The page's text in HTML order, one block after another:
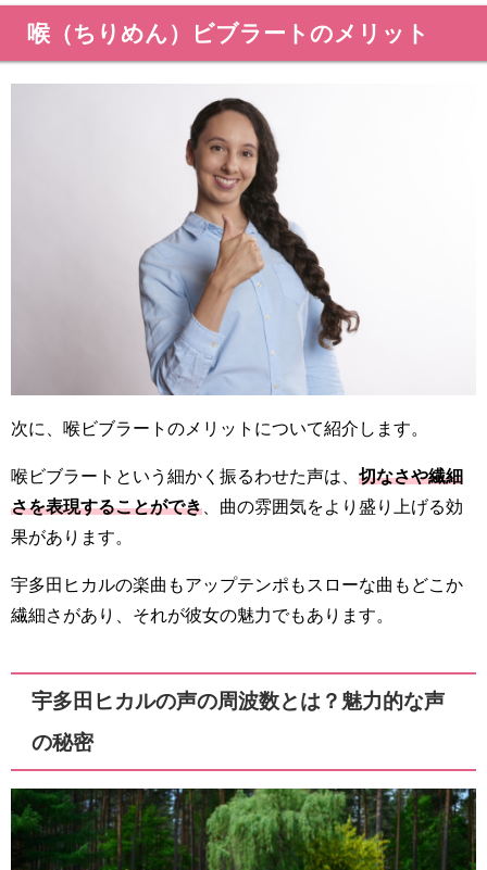
喉（ちりめん）ビブラートのメリット
次に、喉ビブラートのメリットについて紹介します。
喉ビブラートという細かく振るわせた声は、 切なさや繊細
さを表現することができ 、曲の雰囲気をより盛り上げる効
果があります。
宇多田ヒカルの楽曲もアップテンポもスローな曲もどこか
繊細さがあり、それが彼女の魅力でもあります。
宇多田ヒカルの声の周波数とは？魅力的な声
の秘密